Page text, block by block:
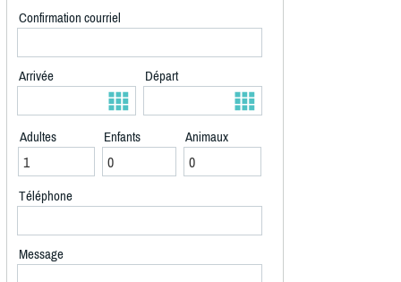
Confirmation courriel
Arrivée Départ
Adultes Enfants Animaux
Téléphone
Message